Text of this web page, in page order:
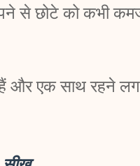
छोटे को कभी
और एक साथ रहने